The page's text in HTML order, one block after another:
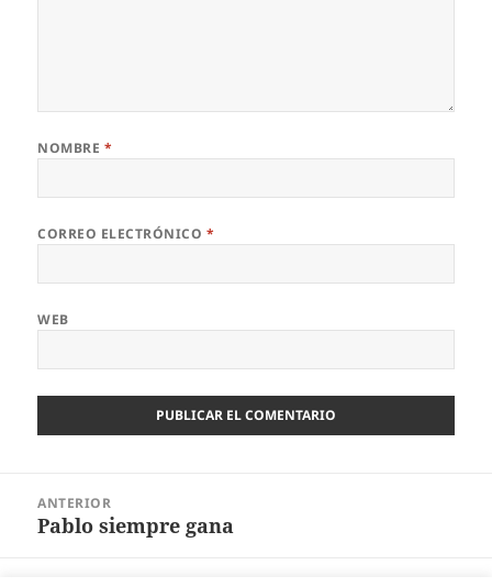
NOMBRE *
CORREO ELECTRÓNICO *
WEB
entradas
ANTERIOR
Entrada
Pablo siempre gana